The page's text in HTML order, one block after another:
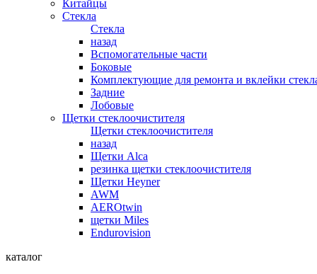
Китайцы
Стекла
Стекла
назад
Вспомогательные части
Боковые
Комплектующие для ремонта и вклейки
Задние
Лобовые
Щетки стеклоочистителя
Щетки стеклоочистителя
назад
Щетки Alca
резинка щетки стеклоочистителя
Щетки Heyner
AWM
AEROtwin
щетки Miles
Endurovision
каталог